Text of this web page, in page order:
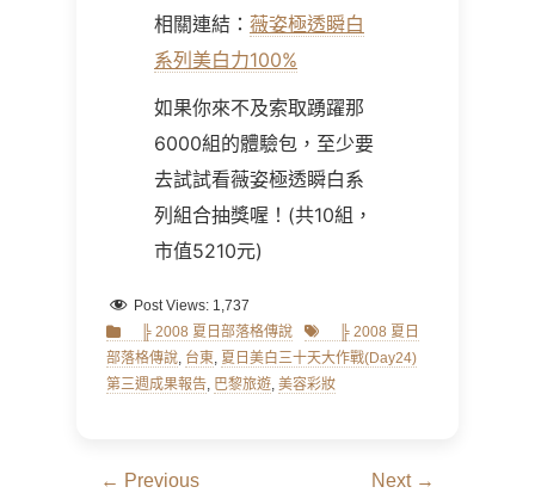
相關連結： 薇姿極透瞬白
系列美白力100%
如果你來不及索取踴躍那
6000組的體驗包，至少要
去試試看薇姿極透瞬白系
列組合抽獎喔！(共10組，
市值5210元)
Post Views: 1,737
Categories
╠ 2008 夏日部落格傳說 Tags ╠ 2008 夏日
部落格傳說, 台東, 夏日美白三十天大作戰(Day24)
第三週成果報告, 巴黎旅遊, 美容彩妝
文
← Previous
Next →